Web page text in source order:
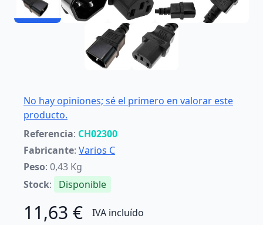
No hay opiniones; sé el primero en valorar este
producto.
Referencia: CH02300
Fabricante: Varios C
Peso: 0,43 Kg
Stock: Disponible
11,63 € IVA incluído